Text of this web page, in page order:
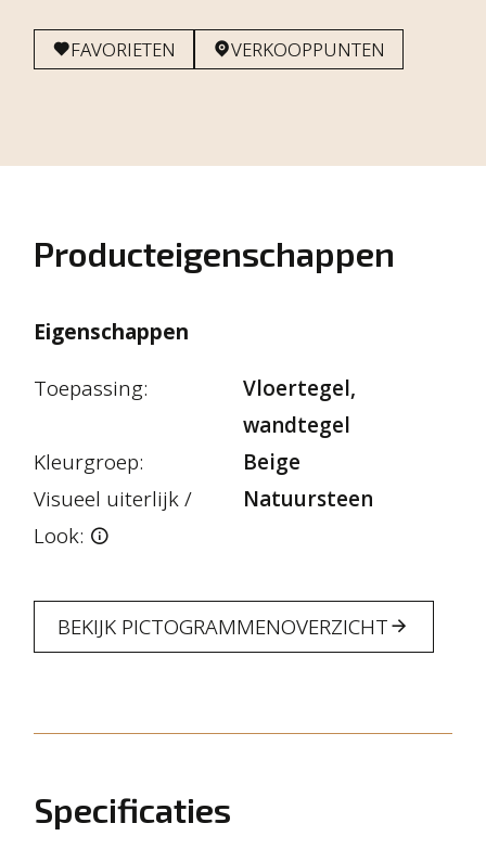
FAVORIETEN VERKOOPPUNTEN
Producteigenschappen
Eigenschappen
Toepassing:
Vloertegel,
wandtegel
Kleurgroep:
Beige
Visueel uiterlijk /
Look:
Natuursteen
BEKIJK PICTOGRAMMENOVERZICHT
Specificaties